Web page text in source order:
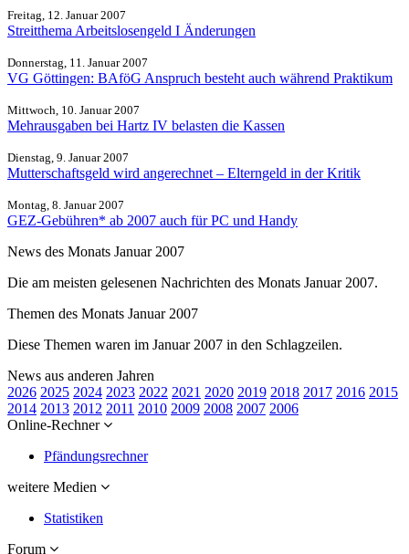
Freitag, 12. Januar 2007
Streitthema Arbeitslosengeld I Änderungen
Donnerstag, 11. Januar 2007
VG Göttingen: BAföG Anspruch besteht auch während Praktikum
Mittwoch, 10. Januar 2007
Mehrausgaben bei Hartz IV belasten die Kassen
Dienstag, 9. Januar 2007
Mutterschaftsgeld wird angerechnet – Elterngeld in der Kritik
Montag, 8. Januar 2007
GEZ-Gebühren* ab 2007 auch für PC und Handy
News des Monats Januar 2007
Die am meisten gelesenen Nachrichten des Monats Januar 2007.
Themen des Monats Januar 2007
Diese Themen waren im Januar 2007 in den Schlagzeilen.
News aus anderen Jahren
2026 2025 2024 2023 2022 2021 2020 2019 2018 2017 2016 2015
2014 2013 2012 2011 2010 2009 2008 2007 2006
Online-Rechner
Pfändungsrechner
weitere Medien
Statistiken
Forum